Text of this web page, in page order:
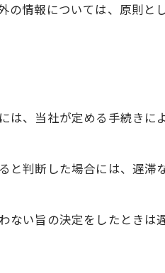
情報については、原則と
、当社が定める手続き
判断した場合には、遅滞
い旨の決定をしたときは